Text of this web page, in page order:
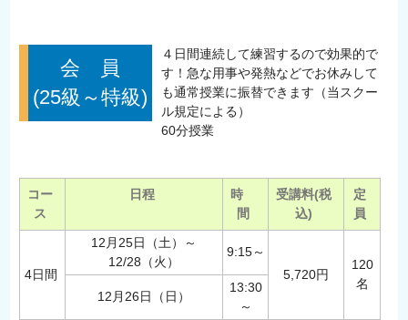
会 員
(25級～特級)
４日間連続して練習するので効果的で
す！急な用事や発熱などでお休みして
も通常授業に振替できます（当スクー
ル規定による）
60分授業
コー
ス
日程
時
間
受講料(税
込)
定
員
4日間
12月25日（土）～
12/28（火）
9:15～
5,720円
120
名
12月26日（日）
13:30
～